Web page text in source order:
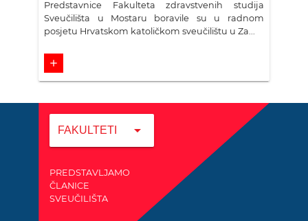
Predstavnice Fakulteta zdravstvenih studija
Sveučilišta u Mostaru boravile su u radnom
posjetu Hrvatskom katoličkom sveučilištu u Za...
add
FAKULTETI arrow_drop_down
PREDSTAVLJAMO
ČLANICE
SVEUČILIŠTA